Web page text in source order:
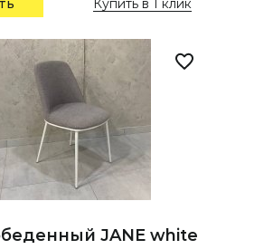
Купить в 1 клик
JANE white